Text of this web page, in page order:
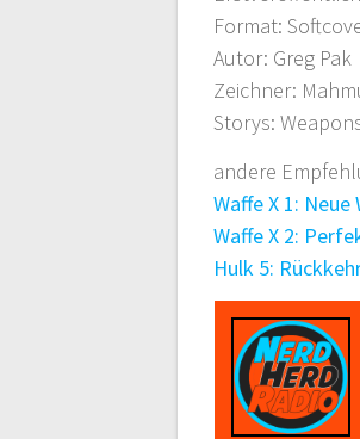
Format:
Autor: Greg Pak
Zeichner:
Storys:
andere
Waffe X 1:
Waffe X 2:
Hulk 5: